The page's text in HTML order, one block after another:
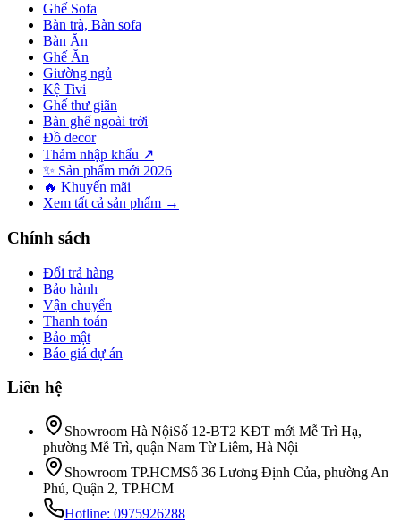
Ghế Sofa
Bàn trà, Bàn sofa
Bàn Ăn
Ghế Ăn
Giường ngủ
Kệ Tivi
Ghế thư giãn
Bàn ghế ngoài trời
Đồ decor
Thảm nhập khẩu ↗
✨ Sản phẩm mới 2026
🔥 Khuyến mãi
Xem tất cả sản phẩm →
Chính sách
Đổi trả hàng
Bảo hành
Vận chuyển
Thanh toán
Bảo mật
Báo giá dự án
Liên hệ
Showroom Hà NộiSố 12-BT2 KĐT mới Mễ Trì Hạ,
phường Mễ Trì, quận Nam Từ Liêm, Hà Nội
Showroom TP.HCMSố 36 Lương Định Của, phường An
Phú, Quận 2, TP.HCM
Hotline: 0975926288